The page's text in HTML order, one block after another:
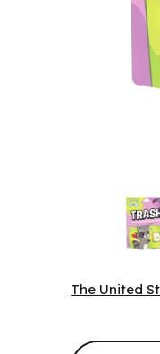
The United